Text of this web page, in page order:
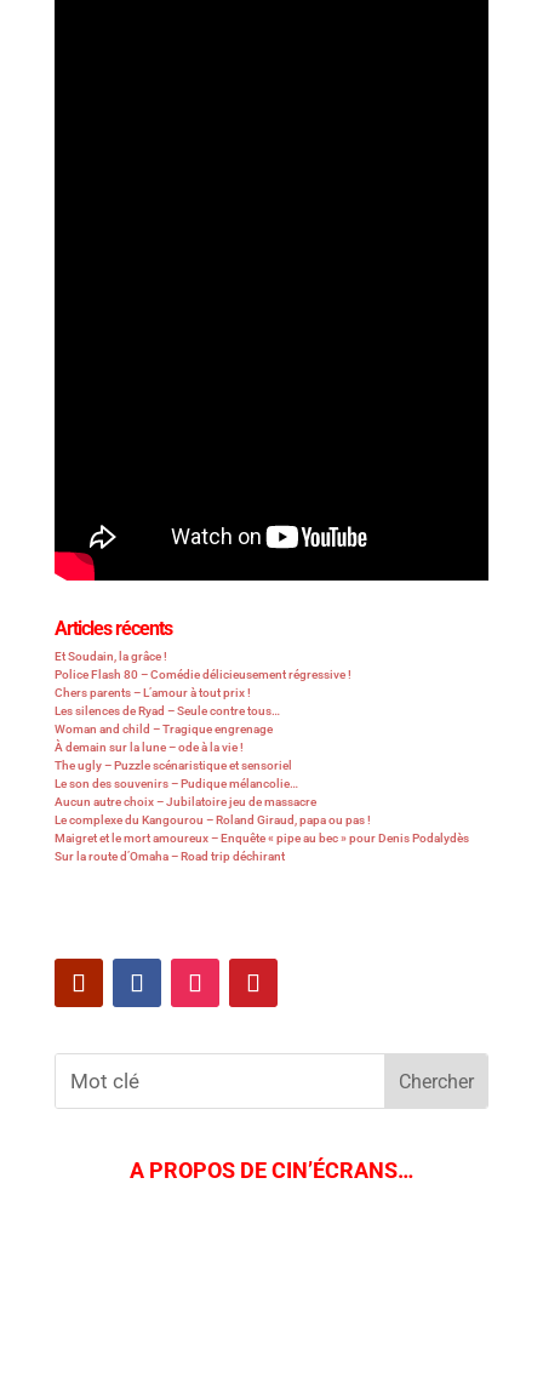
Articles récents
Et Soudain, la grâce !
Police Flash 80 – Comédie délicieusement régressive !
Chers parents – L’amour à tout prix !
Les silences de Ryad – Seule contre tous…
Woman and child – Tragique engrenage
À demain sur la lune – ode à la vie !
The ugly – Puzzle scénaristique et sensoriel
Le son des souvenirs – Pudique mélancolie…
Aucun autre choix – Jubilatoire jeu de massacre
Le complexe du Kangourou – Roland Giraud, papa ou pas !
Maigret et le mort amoureux – Enquête « pipe au bec » pour Denis Podalydès
Sur la route d’Omaha – Road trip déchirant
A PROPOS DE CIN’ÉCRANS…